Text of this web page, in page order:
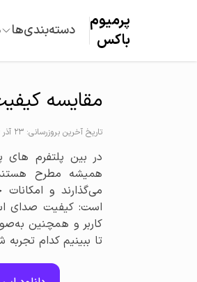
پرمیوم‌
باکس
دسته‌بندی‌ها
مقایسه
تاریخ آخرین بروزرسانی: 23 آذر 1404
در بین پلتفرم های
همیشه مطرح
می‌گذارند و
است: کیفیت صدای
کاربر و همچنین
تا ببینیم کدام